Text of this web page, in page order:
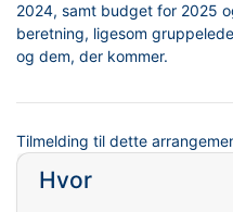
2024, samt budget for 2025
beretning, ligesom
og dem, der kommer.
Tilmelding til dette
Hvor